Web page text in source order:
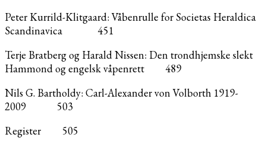
Peter Kurrild-Klitgaard: Våbenrulle for Societas Heraldica
Scandinavica 451
Terje Bratberg og Harald Nissen: Den trondhjemske slekt
Hammond og engelsk våpenrett 489
Nils G. Bartholdy: Carl-Alexander von Volborth 1919-
2009 503
Register 505